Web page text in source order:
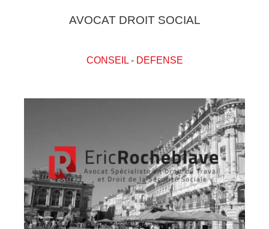
AVOCAT DROIT SOCIAL
CONSEIL- DEFENSE